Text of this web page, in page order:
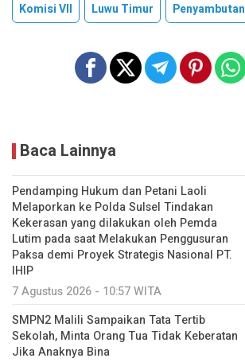
Komisi VII Luwu Timur Penyambutan
Baca Lainnya
Pendamping Hukum dan Petani Laoli
Melaporkan ke Polda Sulsel Tindakan
Kekerasan yang dilakukan oleh Pemda
Lutim pada saat Melakukan Penggusuran
Paksa demi Proyek Strategis Nasional PT.
IHIP
7 Agustus 2026 - 10:57 WITA
SMPN2 Malili Sampaikan Tata Tertib
Sekolah, Minta Orang Tua Tidak Keberatan
Jika Anaknya Bina